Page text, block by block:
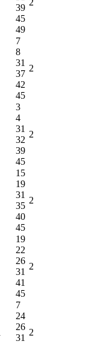
39
45
49
7
8
31
37
42
45
2
3
4
31
32
39
45
2
15
19
31
35
40
45
2
19
22
26
31
41
45
2
7
24
26
31
2